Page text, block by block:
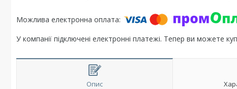
У компанії підключені електронні платежі. Тепер ви можете
Опис